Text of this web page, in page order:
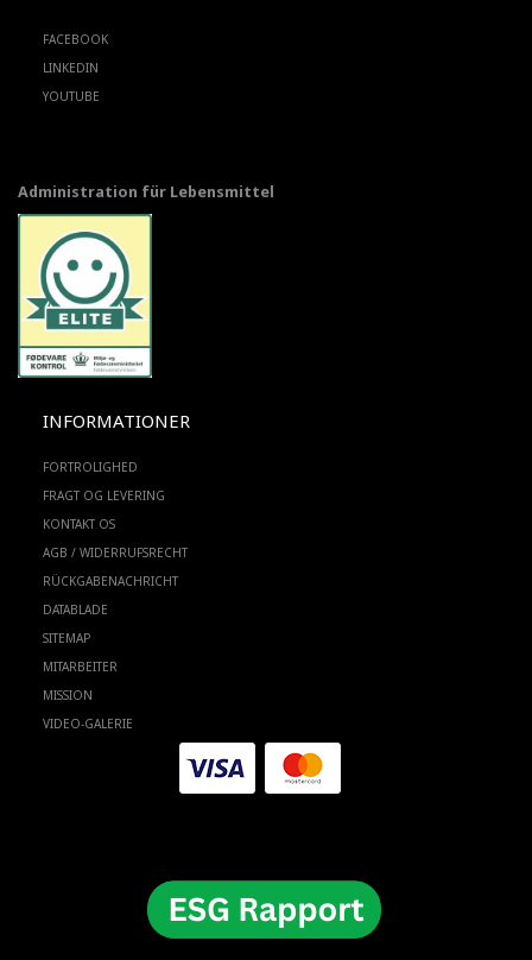
FACEBOOK
LINKEDIN
YOUTUBE
Administration für Lebensmittel
INFORMATIONER
FORTROLIGHED
FRAGT OG LEVERING
KONTAKT OS
AGB / WIDERRUFSRECHT
RÜCKGABENACHRICHT
DATABLADE
SITEMAP
MITARBEITER
MISSION
VIDEO-GALERIE